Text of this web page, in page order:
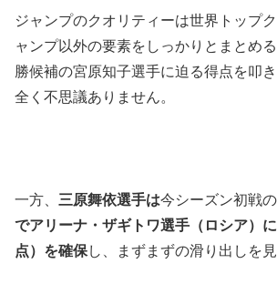
ジャンプのクオリティーは世界トップ
ャンプ以外の要素をしっかりとまとめ
勝候補の宮原知子選手に迫る得点を叩
全く不思議ありません。
一方、 三原舞依選手は今シーズン初戦の
でアリーナ・ザギトワ選手（ロシア）
点）を確保し、まずまずの滑り出しを見